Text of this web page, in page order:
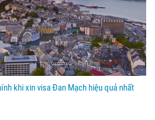
khi xin visa Đan Mạch hiệu quả nhất